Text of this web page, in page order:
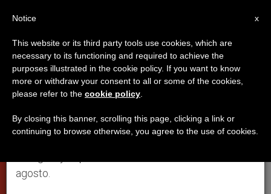
PAPAS
×
Aviso importante
Del 27 de julio al 7 de agosto haremos la pausa
anual, aprovechando que en el periodo de verano
se generan menos informaciones y también el
agosto.
x
Notice
This website or its third party tools use cookies, which are
necessary to its functioning and required to achieve the
purposes illustrated in the cookie policy. If you want to know
more or withdraw your consent to all or some of the cookies,
please refer to the cookie policy
By closing this banner, scrolling this page, clicking a link or
continuing to browse otherwise, you agree to the use of cookies.